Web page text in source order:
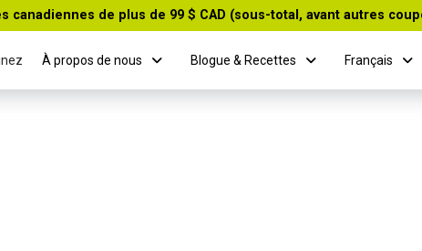
de plus de 99 $ CAD (sous-total, avant autres
À propos de nous Blogue & Recettes Français